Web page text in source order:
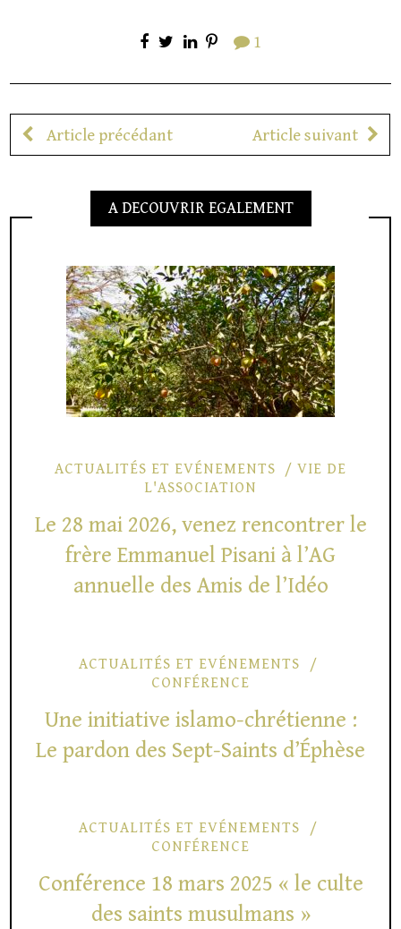
1
Article précédant Article suivant
A DECOUVRIR EGALEMENT
ACTUALITÉS ET EVÉNEMENTS
VIE DE
L'ASSOCIATION
Le 28 mai 2026, venez rencontrer le
frère Emmanuel Pisani à l’AG
annuelle des Amis de l’Idéo
ACTUALITÉS ET EVÉNEMENTS
CONFÉRENCE
Une initiative islamo-chrétienne :
Le pardon des Sept-Saints d’Éphèse
ACTUALITÉS ET EVÉNEMENTS
CONFÉRENCE
Conférence 18 mars 2025 « le culte
des saints musulmans »